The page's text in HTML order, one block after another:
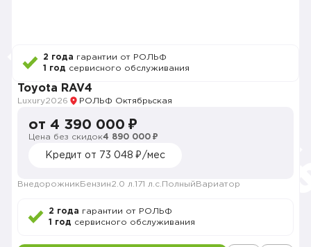
2 года гарантии от РОЛЬФ
1 год сервисного обслуживания
Toyota RAV4
Luxury2026 РОЛЬФ Октябрьская
от 4 390 000 ₽
Цена без скидок4 890 000 ₽
Кредит от 73 048 ₽/мес
Внедорожник Бензин2.0 л. 171 л.с. Полный Вариатор
2 года гарантии от РОЛЬФ
1 год сервисного обслуживания